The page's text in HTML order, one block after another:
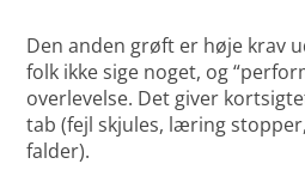
Den anden grøft er høje krav
folk ikke sige noget, og
overlevelse. Det giver
tab (fejl skjules, læring
falder).